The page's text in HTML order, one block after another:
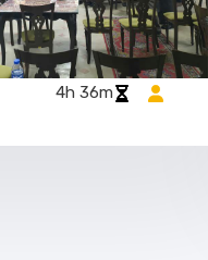
4h 36m​